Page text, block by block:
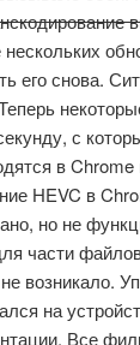
его снова.
с
в
HEVC в
но не
части
возникало.
на
Все